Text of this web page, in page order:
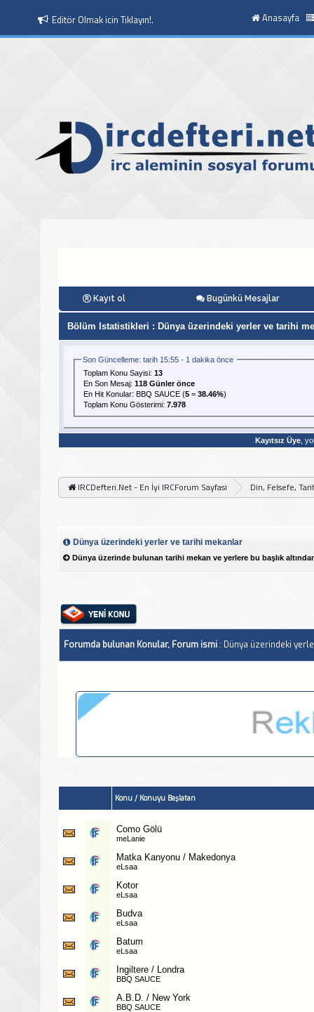
Editör Olmak icin Tıklayın!.
Moderatör Olmak icin Tıklayın!.
Anasayfa
Kayıt ol Bugünkü Mesajlar
Bölüm Istatistikleri : Dünya üzerindeki yerler ve tarihi
Son Güncelleme: tarih 15:55 - 1 dakika önce
Toplam Konu Sayisi: 13
En Son Mesaj: 118 Günler önce
En Hit Konular: BBQ SAUCE (5 = 38.46%)
Toplam Konu Gösterimi: 7.978
Kayıtsız Üye,
IRCDefteri.Net - En İyi IRCForum Sayfasi Din, Felsefe,
Dünya üzerindeki yerler ve tarihi mekanlar
Dünya üzerinde bulunan tarihi mekan ve yerlere bu başlık
Forumda bulunan Konular, Forum ismi : Dünya üzerindeki
Konu / Konuyu Başlatan
Como Gölü
meLanie
Matka Kanyonu / Makedonya
eLsaa
Kotor
eLsaa
Budva
eLsaa
Batum
eLsaa
Ingiltere / Londra
BBQ SAUCE
A.B.D. / New York
BBQ SAUCE